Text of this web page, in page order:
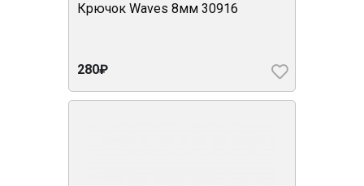
Крючок Waves 8мм 30916
280₽